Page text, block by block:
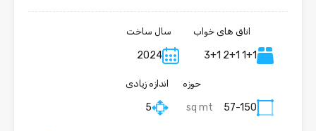
اتاق های خواب
1+1 2+1 3+1
سال ساخت
2024
حوزه
57-150
sq mt
اندازه زیادی
5